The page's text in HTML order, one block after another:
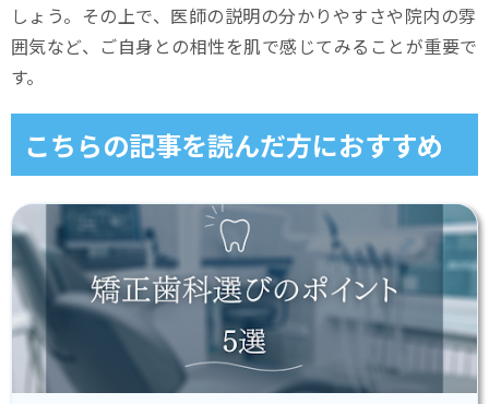
しょう。その上で、医師の説明の分かりやすさや院内の雰
囲気など、ご自身との相性を肌で感じてみることが重要で
す。
こちらの記事を読んだ方におすすめ